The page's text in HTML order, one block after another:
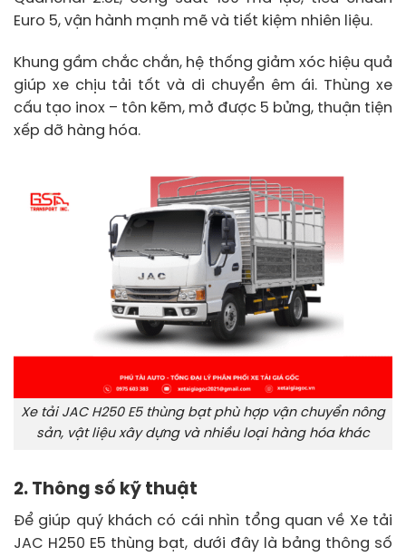
Euro 5, vận hành mạnh mẽ và tiết kiệm nhiên liệu.
Khung gầm chắc chắn, hệ thống giảm xóc hiệu quả
giúp xe chịu tải tốt và di chuyển êm ái. Thùng xe
cấu tạo inox – tôn kẽm, mở được 5 bửng, thuận tiện
xếp dỡ hàng hóa.
Xe tải JAC H250 E5 thùng bạt phù hợp vận chuyển nông
sản, vật liệu xây dựng và nhiều loại hàng hóa khác
2. Thông số kỹ thuật
Để giúp quý khách có cái nhìn tổng quan về Xe tải
JAC H250 E5 thùng bạt, dưới đây là bảng thông số